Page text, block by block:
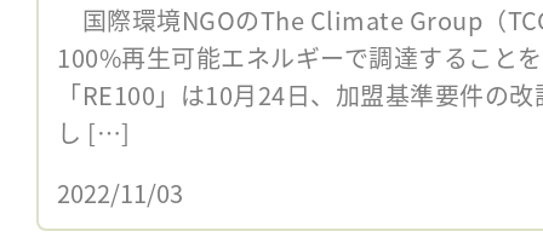
国際環境NGOのThe Climate Group（
100%再生可能エネルギーで調達すること
「RE100」は10月24日、加盟基準要件の
し […]
2022/11/03